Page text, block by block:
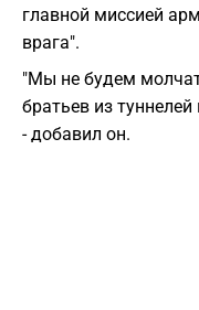
главной миссией
врага".
"Мы не будем
братьев из
- добавил он.